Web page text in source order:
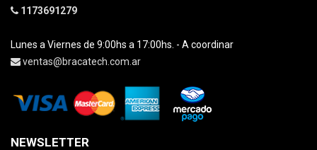
1173691279
Lunes a Viernes de 9:00hs a 17:00hs. - A coordinar
ventas@bracatech.com.ar
NEWSLETTER